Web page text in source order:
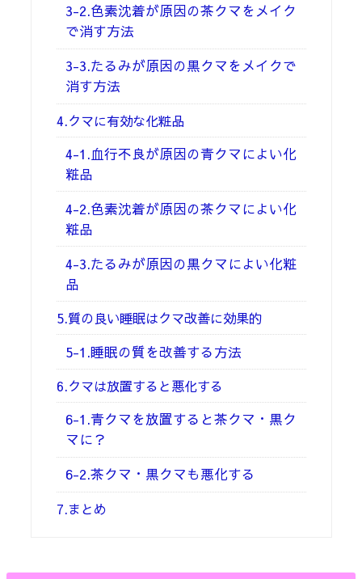
3-2.色素沈着が原因の茶クマをメイク
で消す方法
3-3.たるみが原因の黒クマをメイクで
消す方法
4.クマに有効な化粧品
4-1.血行不良が原因の青クマによい化
粧品
4-2.色素沈着が原因の茶クマによい化
粧品
4-3.たるみが原因の黒クマによい化粧
品
5.質の良い睡眠はクマ改善に効果的
5-1.睡眠の質を改善する方法
6.クマは放置すると悪化する
6-1.青クマを放置すると茶クマ・黒ク
マに？
6-2.茶クマ・黒クマも悪化する
7.まとめ